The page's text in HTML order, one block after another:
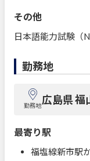
その他
日本語能力試験（
勤務地
勤務地広島県 福
最寄り駅
福塩線新市駅